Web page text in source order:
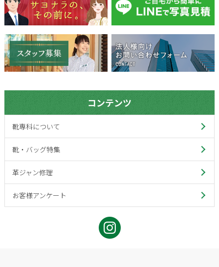
コンテンツ
靴専科について
靴・バッグ特集
革ジャン修理
お客様アンケート